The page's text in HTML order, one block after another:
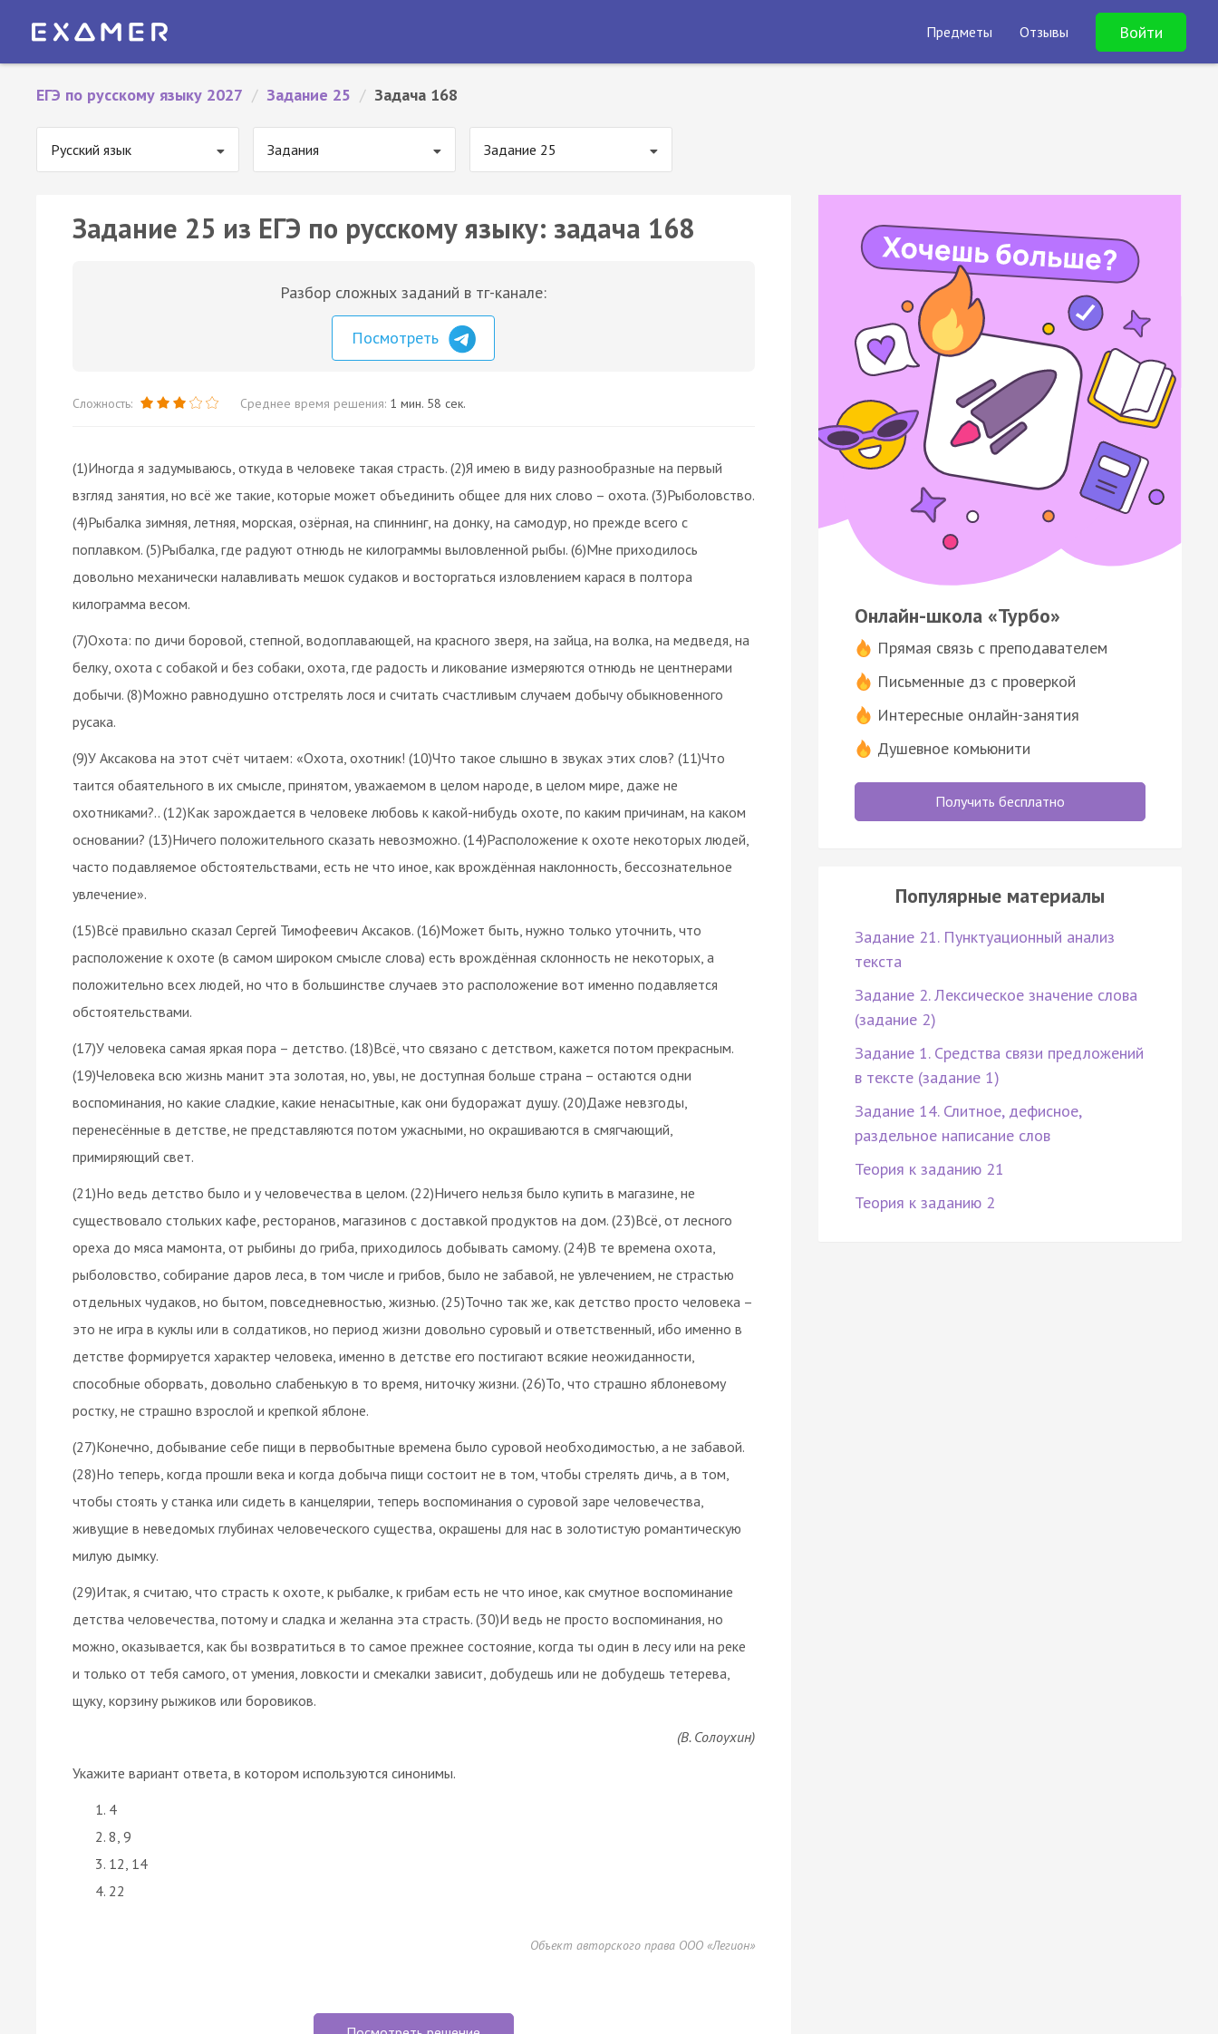
Предметы Отзывы Войти
ЕГЭ по русскому языку 2027 / Задание 25 / Задача 168
Русский язык Задания Задание 25
Задание 25 из ЕГЭ по русскому языку: задача 168
Разбор сложных заданий в тг-канале:
Посмотреть
Сложность: Среднее время решения: 1 мин. 58 сек.
(1)Иногда я задумываюсь, откуда в человеке такая страсть. (2)Я имею в виду разнообразные на первый
взгляд занятия, но всё же такие, которые может объединить общее для них слово – охота. (3)Рыболовство.
(4)Рыбалка зимняя, летняя, морская, озёрная, на спиннинг, на донку, на самодур, но прежде всего с
поплавком. (5)Рыбалка, где радуют отнюдь не килограммы выловленной рыбы. (6)Мне приходилось
довольно механически налавливать мешок судаков и восторгаться изловлением карася в полтора
килограмма весом.
(7)Охота: по дичи боровой, степной, водоплавающей, на красного зверя, на зайца, на волка, на медведя, на
белку, охота с собакой и без собаки, охота, где радость и ликование измеряются отнюдь не центнерами
добычи. (8)Можно равнодушно отстрелять лося и считать счастливым случаем добычу обыкновенного
русака.
(9)У Аксакова на этот счёт читаем: «Охота, охотник! (10)Что такое слышно в звуках этих слов? (11)Что
таится обаятельного в их смысле, принятом, уважаемом в целом народе, в целом мире, даже не
охотниками?.. (12)Как зарождается в человеке любовь к какой-нибудь охоте, по каким причинам, на каком
основании? (13)Ничего положительного сказать невозможно. (14)Расположение к охоте некоторых людей,
часто подавляемое обстоятельствами, есть не что иное, как врождённая наклонность, бессознательное
увлечение».
(15)Всё правильно сказал Сергей Тимофеевич Аксаков. (16)Может быть, нужно только уточнить, что
расположение к охоте (в самом широком смысле слова) есть врождённая склонность не некоторых, а
положительно всех людей, но что в большинстве случаев это расположение вот именно подавляется
обстоятельствами.
(17)У человека самая яркая пора – детство. (18)Всё, что связано с детством, кажется потом прекрасным.
(19)Человека всю жизнь манит эта золотая, но, увы, не доступная больше страна – остаются одни
воспоминания, но какие сладкие, какие ненасытные, как они будоражат душу. (20)Даже невзгоды,
перенесённые в детстве, не представляются потом ужасными, но окрашиваются в смягчающий,
примиряющий свет.
(21)Но ведь детство было и у человечества в целом. (22)Ничего нельзя было купить в магазине, не
существовало стольких кафе, ресторанов, магазинов с доставкой продуктов на дом. (23)Всё, от лесного
ореха до мяса мамонта, от рыбины до гриба, приходилось добывать самому. (24)В те времена охота,
рыболовство, собирание даров леса, в том числе и грибов, было не забавой, не увлечением, не страстью
отдельных чудаков, но бытом, повседневностью, жизнью. (25)Точно так же, как детство просто человека –
это не игра в куклы или в солдатиков, но период жизни довольно суровый и ответственный, ибо именно в
детстве формируется характер человека, именно в детстве его постигают всякие неожиданности,
способные оборвать, довольно слабенькую в то время, ниточку жизни. (26)То, что страшно яблоневому
ростку, не страшно взрослой и крепкой яблоне.
(27)Конечно, добывание себе пищи в первобытные времена было суровой необходимостью, а не забавой.
(28)Но теперь, когда прошли века и когда добыча пищи состоит не в том, чтобы стрелять дичь, а в том,
чтобы стоять у станка или сидеть в канцелярии, теперь воспоминания о суровой заре человечества,
живущие в неведомых глубинах человеческого существа, окрашены для нас в золотистую романтическую
милую дымку.
(29)Итак, я считаю, что страсть к охоте, к рыбалке, к грибам есть не что иное, как смутное воспоминание
детства человечества, потому и сладка и желанна эта страсть. (30)И ведь не просто воспоминания, но
можно, оказывается, как бы возвратиться в то самое прежнее состояние, когда ты один в лесу или на реке
и только от тебя самого, от умения, ловкости и смекалки зависит, добудешь или не добудешь тетерева,
щуку, корзину рыжиков или боровиков.
(В. Солоухин)
Укажите вариант ответа, в котором используются синонимы.
4
8, 9
12, 14
22
Объект авторского права ООО «Легион»
Онлайн-школа «Турбо»
Прямая связь с преподавателем
Письменные дз с проверкой
Интересные онлайн-занятия
Душевное комьюнити
Получить бесплатно
Популярные материалы
Задание 21. Пунктуационный анализ
текста
Задание 2. Лексическое значение слова
(задание 2)
Задание 1. Средства связи предложений
в тексте (задание 1)
Задание 14. Слитное, дефисное,
раздельное написание слов
Теория к заданию 21
Теория к заданию 2